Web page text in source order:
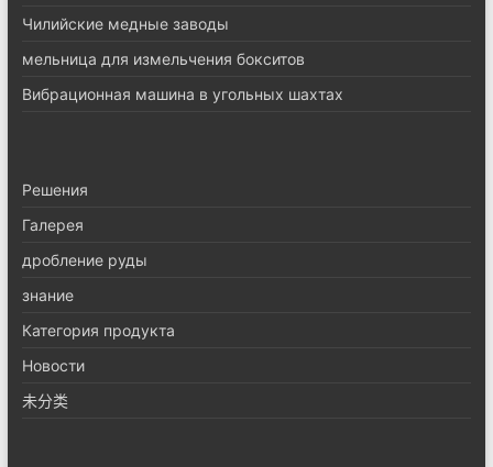
Чилийские медные заводы
мельница для измельчения бокситов
Вибрационная машина в угольных шахтах
Pешения
Галерея
дробление руды
знание
Категория продукта
Новости
未分类